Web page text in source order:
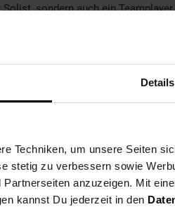
Details
Techniken, um unsere Seiten
stetig zu verbessern sowie
anzuzeigen. Mit
kannst Du jederzeit in den
sondern auch ein
ihn zu
Temperatur von 14-16 °C
Begleiter für kulinarische
einzigartigen Charakter
aus Südtirol doch mal den
Hause und genieße die Vorteile
und bewusstes Genießen!